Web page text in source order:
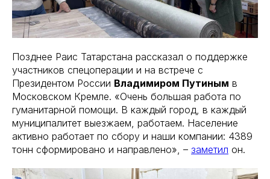
Позднее Раис Татарстана рассказал о поддержке
участников спецоперации и на встрече с
Президентом России Владимиром Путиным в
Московском Кремле. «Очень большая работа по
гуманитарной помощи. В каждый город, в каждый
муниципалитет выезжаем, работаем. Население
активно работает по сбору и наши компании: 4389
тонн сформировано и направлено», – заметил он.